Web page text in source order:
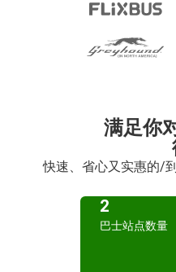
满足你
快速、省心又实惠的/
2
巴士站点数量